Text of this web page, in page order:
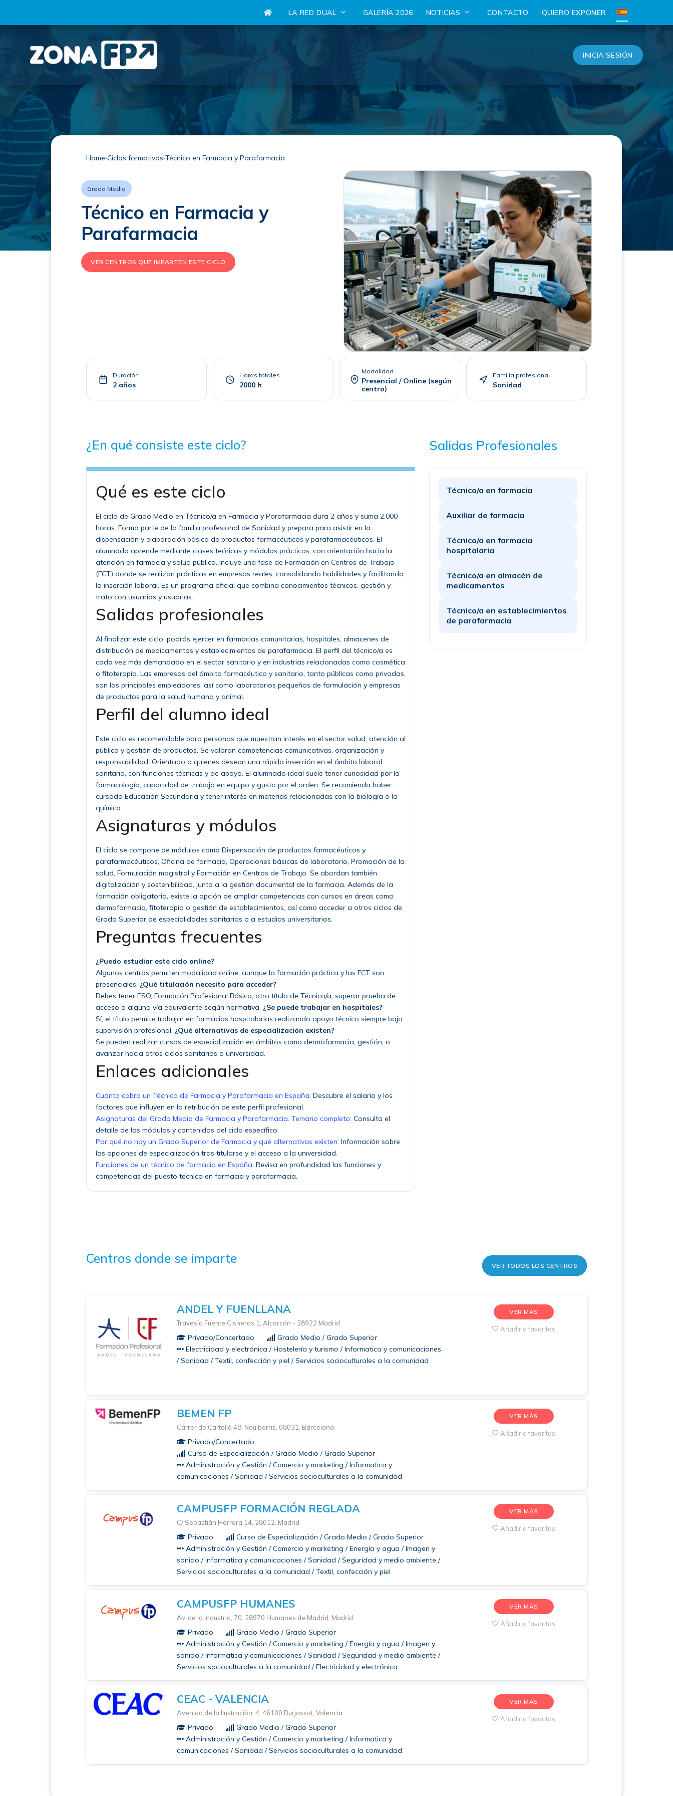
LA RED DUAL GALERÍA 2026 NOTICIAS CONTACTO QUIERO EXPONER
INICIA SESIÓN
Home Ciclos formativos Técnico en Farmacia y Parafarmacia
Grado Medio
Técnico en Farmacia y
Parafarmacia
VER CENTROS QUE IMPARTEN ESTE CICLO
Duración
2 años
Horas totales
2000 h
Modalidad
Presencial / Online (según
centro)
Familia profesional
Sanidad
¿En qué consiste este ciclo?
Qué es este ciclo
El ciclo de Grado Medio en Técnico/a en Farmacia y Parafarmacia dura 2 años y suma 2.000
horas. Forma parte de la familia profesional de Sanidad y prepara para asistir en la
dispensación y elaboración básica de productos farmacéuticos y parafarmacéuticos. El
alumnado aprende mediante clases teóricas y módulos prácticos, con orientación hacia la
atención en farmacia y salud pública. Incluye una fase de Formación en Centros de Trabajo
(FCT) donde se realizan prácticas en empresas reales, consolidando habilidades y facilitando
la inserción laboral. Es un programa oficial que combina conocimientos técnicos, gestión y
trato con usuarios y usuarias.
Salidas profesionales
Al finalizar este ciclo, podrás ejercer en farmacias comunitarias, hospitales, almacenes de
distribución de medicamentos y establecimientos de parafarmacia. El perfil del técnico/a es
cada vez más demandado en el sector sanitario y en industrias relacionadas como cosmética
o fitoterapia. Las empresas del ámbito farmacéutico y sanitario, tanto públicas como privadas,
son los principales empleadores, así como laboratorios pequeños de formulación y empresas
de productos para la salud humana y animal.
Perfil del alumno ideal
Este ciclo es recomendable para personas que muestran interés en el sector salud, atención al
público y gestión de productos. Se valoran competencias comunicativas, organización y
responsabilidad. Orientado a quienes desean una rápida inserción en el ámbito laboral
sanitario, con funciones técnicas y de apoyo. El alumnado ideal suele tener curiosidad por la
farmacología, capacidad de trabajo en equipo y gusto por el orden. Se recomienda haber
cursado Educación Secundaria y tener interés en materias relacionadas con la biología o la
química.
Asignaturas y módulos
El ciclo se compone de módulos como Dispensación de productos farmacéuticos y
parafarmacéuticos, Oficina de farmacia, Operaciones básicas de laboratorio, Promoción de la
salud, Formulación magistral y Formación en Centros de Trabajo. Se abordan también
digitalización y sostenibilidad, junto a la gestión documental de la farmacia. Además de la
formación obligatoria, existe la opción de ampliar competencias con cursos en áreas como
dermofarmacia, fitoterapia o gestión de establecimientos, así como acceder a otros ciclos de
Grado Superior de especialidades sanitarias o a estudios universitarios.
Preguntas frecuentes
¿Puedo estudiar este ciclo online?
Algunos centros permiten modalidad online, aunque la formación práctica y las FCT son
presenciales. ¿Qué titulación necesito para acceder?
Debes tener ESO, Formación Profesional Básica, otro título de Técnico/a, superar prueba de
acceso o alguna vía equivalente según normativa. ¿Se puede trabajar en hospitales?
Sí, el título permite trabajar en farmacias hospitalarias realizando apoyo técnico siempre bajo
supervisión profesional. ¿Qué alternativas de especialización existen?
Se pueden realizar cursos de especialización en ámbitos como dermofarmacia, gestión, o
avanzar hacia otros ciclos sanitarios o universidad.
Enlaces adicionales
Cuánto cobra un Técnico de Farmacia y Parafarmacia en España: Descubre el salario y los
factores que influyen en la retribución de este perfil profesional.
Asignaturas del Grado Medio de Farmacia y Parafarmacia. Temario completo: Consulta el
detalle de los módulos y contenidos del ciclo específico.
Por qué no hay un Grado Superior de Farmacia y qué alternativas existen: Información sobre
las opciones de especialización tras titularse y el acceso a la universidad.
Funciones de un técnico de farmacia en España: Revisa en profundidad las funciones y
competencias del puesto técnico en farmacia y parafarmacia.
Salidas Profesionales
Técnico/a en farmacia
Auxiliar de farmacia
Técnico/a en farmacia
hospitalaria
Técnico/a en almacén de
medicamentos
Técnico/a en establecimientos
de parafarmacia
Centros donde se imparte VER TODOS LOS CENTROS
ANDEL Y FUENLLANA
Travesía Fuente Cisneros 1, Alcorcón - 28922 Madrid
Privado/Concertado
Grado Medio / Grado Superior
Electricidad y electrónica / Hostelería y turismo / Informatica y comunicaciones
/ Sanidad / Textil, confección y piel / Servicios socioculturales a la comunidad
VER MÁS
Añadir a favoritos
BEMEN FP
Carrer de Cartellà 48, Nou barris, 08031, Barcelona
Privado/Concertado
Curso de Especialización / Grado Medio / Grado Superior
Administración y Gestión / Comercio y marketing / Informatica y
comunicaciones / Sanidad / Servicios socioculturales a la comunidad
VER MÁS
Añadir a favoritos
CAMPUSFP FORMACIÓN REGLADA
C/ Sebastián Herrera 14, 28012, Madrid
Privado
Curso de Especialización / Grado Medio / Grado Superior
Administración y Gestión / Comercio y marketing / Energía y agua / Imagen y
sonido / Informatica y comunicaciones / Sanidad / Seguridad y medio ambiente /
Servicios socioculturales a la comunidad / Textil, confección y piel
VER MÁS
Añadir a favoritos
CAMPUSFP HUMANES
Av. de la Industria, 70, 28970 Humanes de Madrid, Madrid
Privado
Grado Medio / Grado Superior
Administración y Gestión / Comercio y marketing / Energía y agua / Imagen y
sonido / Informatica y comunicaciones / Sanidad / Seguridad y medio ambiente /
Servicios socioculturales a la comunidad / Electricidad y electrónica
VER MÁS
Añadir a favoritos
CEAC - VALENCIA
Avenida de la Ilustración, 4, 46100 Burjassot, Valencia
Privado
Grado Medio / Grado Superior
Administración y Gestión / Comercio y marketing / Informatica y
comunicaciones / Sanidad / Servicios socioculturales a la comunidad
VER MÁS
Añadir a favoritos